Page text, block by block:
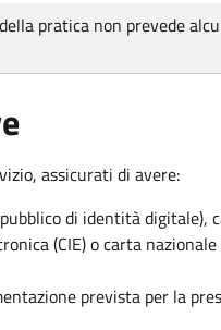
pratica non prevede
assicurati di avere:
di identità digitale),
(CIE) o carta
prevista per la